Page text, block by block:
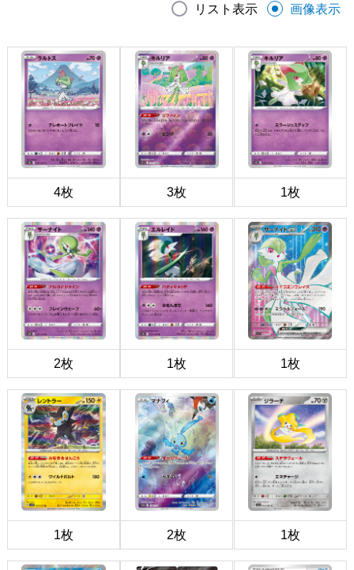
リスト表示 画像表示
4枚 3枚 1枚
2枚 1枚 1枚
1枚 2枚 1枚